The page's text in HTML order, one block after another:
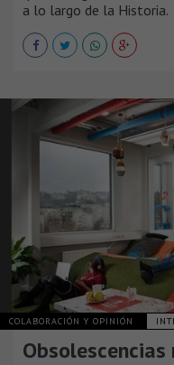
a lo largo de la Historia.
COLABORACIÓN Y OPINIÓN